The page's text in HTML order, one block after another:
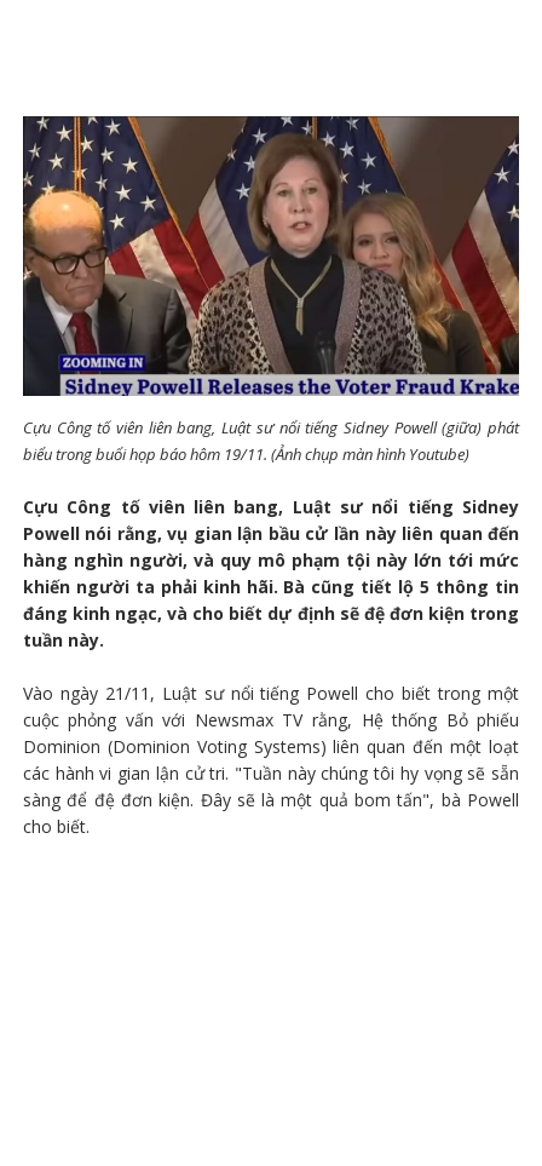
Cựu Công tố viên liên bang, Luật sư nổi tiếng Sidney Powell (giữa) phát
biểu trong buổi họp báo hôm 19/11. (Ảnh chụp màn hình Youtube)
Cựu Công tố viên liên bang, Luật sư nổi tiếng Sidney
Powell nói rằng, vụ gian lận bầu cử lần này liên quan đến
hàng nghìn người, và quy mô phạm tội này lớn tới mức
khiến người ta phải kinh hãi. Bà cũng tiết lộ 5 thông tin
đáng kinh ngạc, và cho biết dự định sẽ đệ đơn kiện trong
tuần này.
Vào ngày 21/11, Luật sư nổi tiếng Powell cho biết trong một
cuộc phỏng vấn với Newsmax TV rằng, Hệ thống Bỏ phiếu
Dominion (Dominion Voting Systems) liên quan đến một loạt
các hành vi gian lận cử tri. "Tuần này chúng tôi hy vọng sẽ sẵn
sàng để đệ đơn kiện. Đây sẽ là một quả bom tấn", bà Powell
cho biết.